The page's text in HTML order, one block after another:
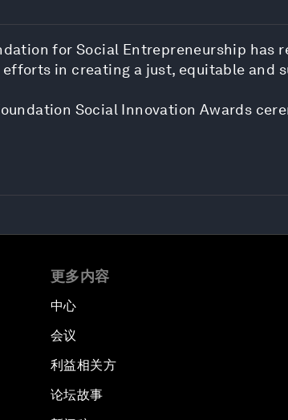
for Social Entrepreneurship
in creating a just, equitable and
Social Innovation Awards
更多内容
中心
会议
利益相关方
论坛故事